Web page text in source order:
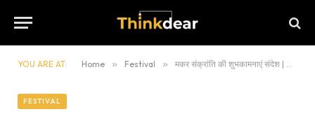
YOU ARE AT: Home » Festival » मकर संक्रांति की शुभकामनाएं संदेश | Makar Sankranti Wishes in Hindi
FESTIVAL